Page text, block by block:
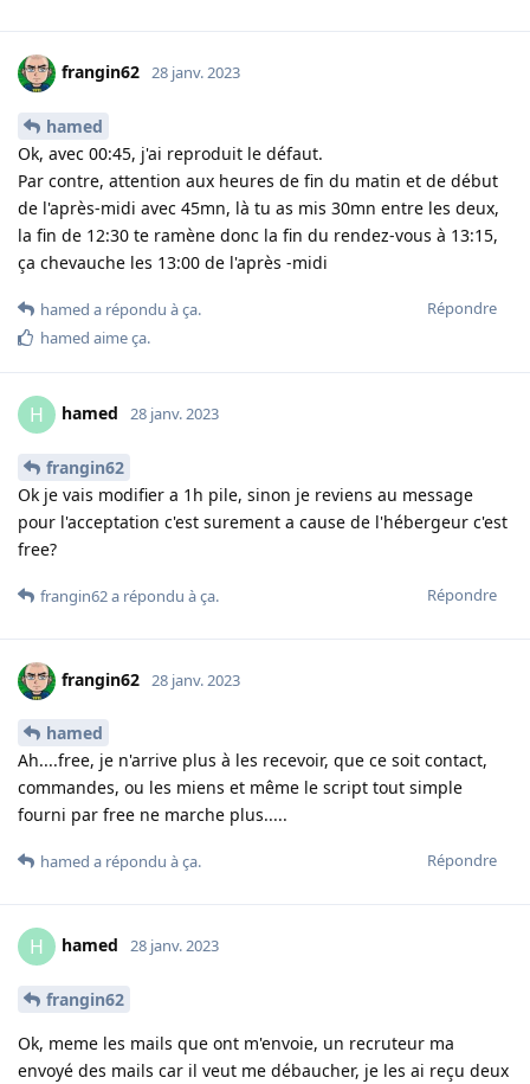
frangin62 28 janv. 2023
hamed
Ok, avec 00:45, j'ai reproduit le défaut.
Par contre, attention aux heures de fin du matin et de début
de l'après-midi avec 45mn, là tu as mis 30mn entre les deux,
la fin de 12:30 te ramène donc la fin du rendez-vous à 13:15,
ça chevauche les 13:00 de l'après -midi
Répondre
hamed a répondu à ça.
hamed aime ça.
H hamed 28 janv. 2023
frangin62
Ok je vais modifier a 1h pile, sinon je reviens au message
pour l'acceptation c'est surement a cause de l'hébergeur c'est
free?
Répondre
frangin62a répondu à ça.
frangin62 28 janv. 2023
hamed
Ah....free, je n'arrive plus à les recevoir, que ce soit contact,
commandes, ou les miens et même le script tout simple
fourni par free ne marche plus.....
Répondre
hamed a répondu à ça.
H hamed 28 janv. 2023
frangin62
Ok, meme les mails que ont m'envoie, un recruteur ma
envoyé des mails car il veut me débaucher, je les ai reçu deux